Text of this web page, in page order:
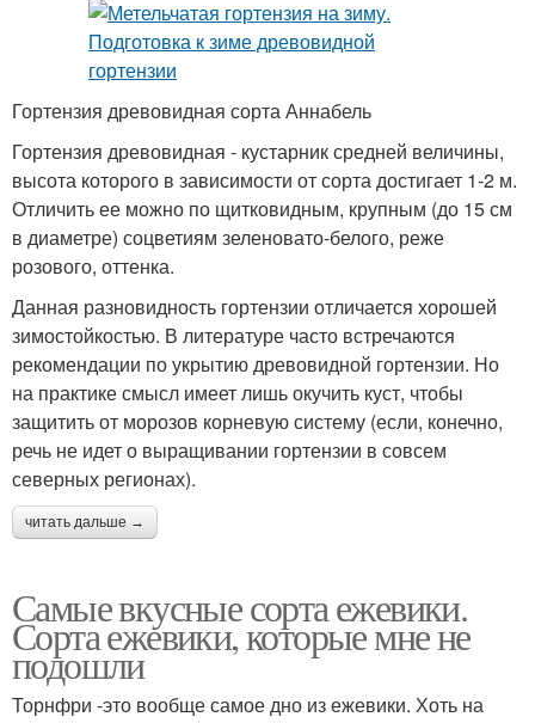
Гортензия древовидная сорта Аннабель
Гортензия древовидная - кустарник средней величины,
высота которого в зависимости от сорта достигает 1-2 м.
Отличить ее можно по щитковидным, крупным (до 15 см
в диаметре) соцветиям зеленовато-белого, реже
розового, оттенка.
Данная разновидность гортензии отличается хорошей
зимостойкостью. В литературе часто встречаются
рекомендации по укрытию древовидной гортензии. Но
на практике смысл имеет лишь окучить куст, чтобы
защитить от морозов корневую систему (если, конечно,
речь не идет о выращивании гортензии в совсем
северных регионах).
читать дальше →
Самые вкусные сорта ежевики.
Сорта ежевики, которые мне не
подошли
Торнфри -это вообще самое дно из ежевики. Хоть на